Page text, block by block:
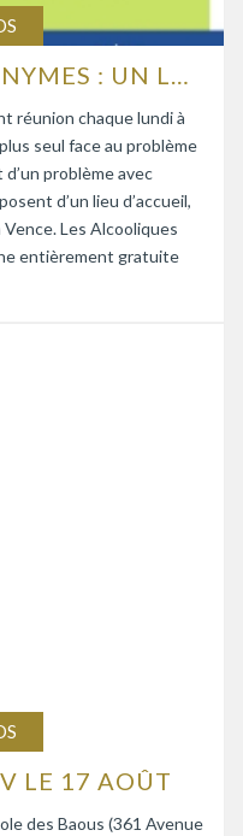
réunion chaque lundi à
seul face au problème
problème avec
d’un lieu d’accueil,
Vence. Les Alcooliques
entièrement gratuite
LE 17 AOÛT
des Baous (361 Avenue